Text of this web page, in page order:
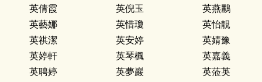
英倩霞 英倪玉
英燕鸝
英藝娜
英惜瓊
英怡靚
英祺潔
英安婷
英婧豫
英婷軒
英琴楓
英嘉義
英聘婷
英夢巖
英蒞英